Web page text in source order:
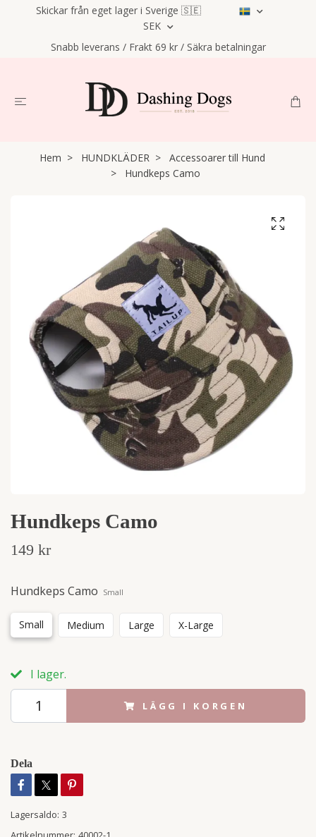
Skickar från eget lager i Sverige 🇸🇪
SEK
Snabb leverans / Frakt 69 kr / Säkra betalningar
Hem HUNDKLÄDER
Accessoarer till Hund
Hundkeps Camo
Hundkeps Camo
149 kr
Hundkeps Camo Small
Small Medium Large X-Large
I lager.
LÄGG I KORGEN
Dela
Lagersaldo: 3